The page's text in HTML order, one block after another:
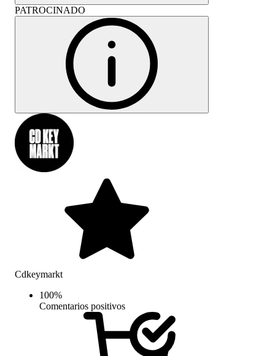
PATROCINADO
Cdkeymarkt
100%
Comentarios positivos